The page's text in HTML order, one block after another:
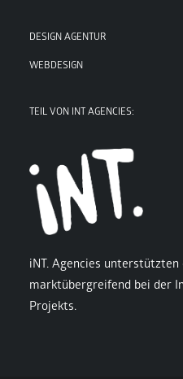
DESIGN AGENTUR
WEBDESIGN
TEIL VON INT AGENCIES:
iNT. Agencies unterstützten
marktübergreifend bei der
Projekts.